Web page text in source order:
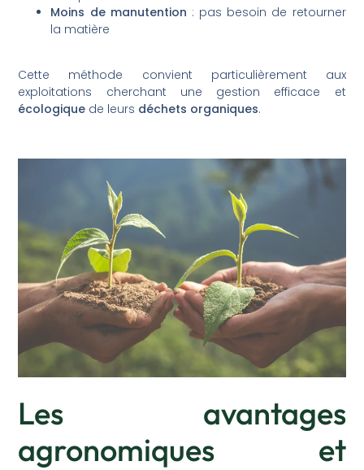
Moins de manutention : pas besoin de retourner
la matière
Cette méthode convient particulièrement aux
exploitations cherchant une gestion efficace et
écologique de leurs déchets organiques.
Les avantages
agronomiques et